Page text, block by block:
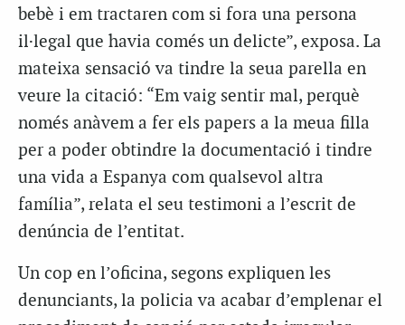
bebè i em tractaren com si fora una persona
il·legal que havia comés un delicte”, exposa. La
mateixa sensació va tindre la seua parella en
veure la citació: “Em vaig sentir mal, perquè
només anàvem a fer els papers a la meua filla
per a poder obtindre la documentació i tindre
una vida a Espanya com qualsevol altra
família”, relata el seu testimoni a l’escrit de
denúncia de l’entitat.
Un cop en l’oficina, segons expliquen les
denunciants, la policia va acabar d’emplenar el